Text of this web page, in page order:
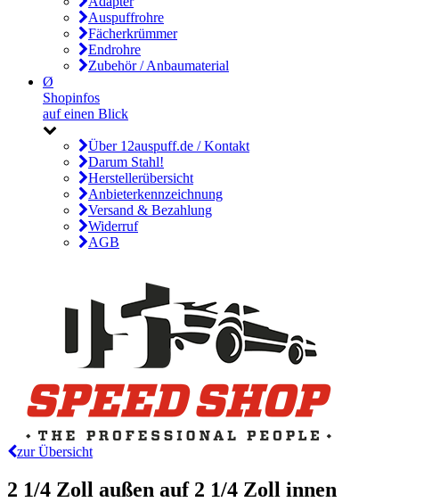
Auspuffrohre
Fächerkrümmer
Endrohre
Zubehör / Anbaumaterial
Ø
Shopinfos
auf einen Blick
Über 12auspuff.de / Kontakt
Darum Stahl!
Herstellerübersicht
Anbieterkennzeichnung
Versand & Bezahlung
Widerruf
AGB
zur Übersicht
2 1/4 Zoll außen auf 2 1/4 Zoll innen